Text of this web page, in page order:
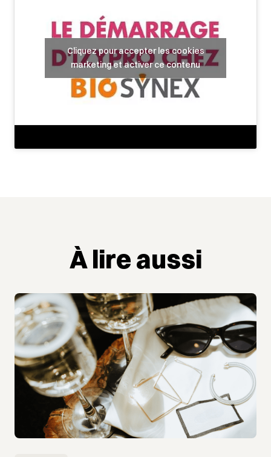
Cliquez pour accepter les cookies
marketing et activer ce contenu
À lire aussi